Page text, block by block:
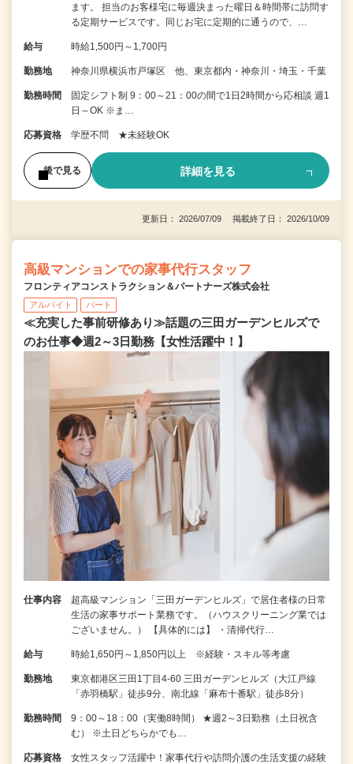
ます。 担当のお客様宅に毎週決まった曜日＆時間帯に訪問す
る定期サービスです。同じお宅に定期的に通うので、…
給与 時給1,500円～1,700円
勤務地 神奈川県横浜市戸塚区 他、東京都内・神奈川・埼玉・千葉
勤務時間
固定シフト制 9：00～21：00の間で1日2時間から応相談 週1
日～OK ※ま…
応募資格 学歴不問 ★未経験OK
後で見る 詳細を見る
更新日： 2026/07/09 掲載終了日： 2026/10/09
高級マンションでの家事代行スタッフ
フロンティアコンストラクション＆パートナーズ株式会社
アルバイト パート
≪充実した事前研修あり≫話題の三田ガーデンヒルズで
のお仕事◆週2～3日勤務【女性活躍中！】
仕事内容
超高級マンション「三田ガーデンヒルズ」で居住者様の日常
生活の家事サポート業務です。（ハウスクリーニング業では
ございません。） 【具体的には】 ・清掃代行…
給与 時給1,650円～1,850円以上 ※経験・スキル等考慮
勤務地
東京都港区三田1丁目4-60 三田ガーデンヒルズ（大江戸線
「赤羽橋駅」徒歩9分、南北線「麻布十番駅」徒歩8分）
勤務時間
9：00～18：00（実働8時間） ★週2～3日勤務（土日祝含
む） ※土日どちらかでも…
応募資格
女性スタッフ活躍中！家事代行や訪問介護の生活支援の経験